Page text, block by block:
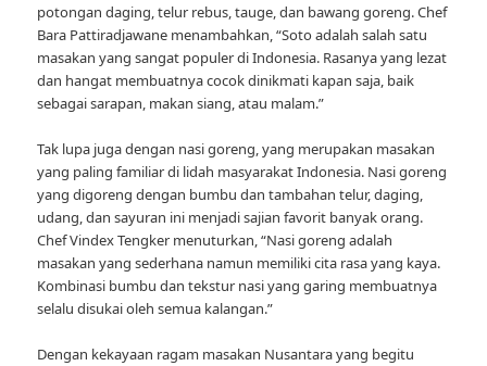
potongan daging, telur rebus, tauge, dan bawang goreng. Chef
Bara Pattiradjawane menambahkan, “Soto adalah salah satu
masakan yang sangat populer di Indonesia. Rasanya yang lezat
dan hangat membuatnya cocok dinikmati kapan saja, baik
sebagai sarapan, makan siang, atau malam.”
Tak lupa juga dengan nasi goreng, yang merupakan masakan
yang paling familiar di lidah masyarakat Indonesia. Nasi goreng
yang digoreng dengan bumbu dan tambahan telur, daging,
udang, dan sayuran ini menjadi sajian favorit banyak orang.
Chef Vindex Tengker menuturkan, “Nasi goreng adalah
masakan yang sederhana namun memiliki cita rasa yang kaya.
Kombinasi bumbu dan tekstur nasi yang garing membuatnya
selalu disukai oleh semua kalangan.”
Dengan kekayaan ragam masakan Nusantara yang begitu